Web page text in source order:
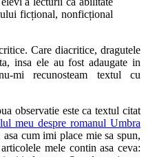
ficțional, nonficțional
Care diacritice, dragutele
insa ele au fost adaugate in
mi recunosteam textul cu
observatie este ca textul citat
meu despre romanul Umbra
cum imi place mie sa spun,
mele contin asa ceva: